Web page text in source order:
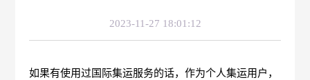
2023-11-27 18:01:12
如果有使用过国际集运服务的话，作为个人集运用户，